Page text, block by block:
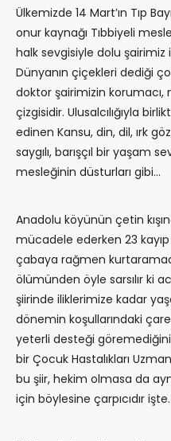
Ülkemizde 14 Mart’ın Tıp
onur kaynağı Tıbbiyeli
halk sevgisiyle dolu
Dünyanın çiçekleri dediği
doktor şairimizin korumacı,
çizgisidir. Ulusalcılığıyla
edinen Kansu, din, dil, ırk
saygılı, barışçıl bir yaşam
mesleğinin düsturları gibi…
Anadolu köyünün çetin
mücadele ederken 23
çabaya rağmen
ölümünden öyle sarsılır ki
şiirinde iliklerimize kadar
dönemin koşullarındaki
yeterli desteği
bir Çocuk Hastalıkları
bu şiir, hekim olmasa da
için böylesine çarpıcıdır işte.